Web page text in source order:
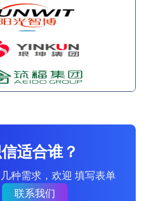
适合谁？
种需求，欢迎 填写表单
联系我们